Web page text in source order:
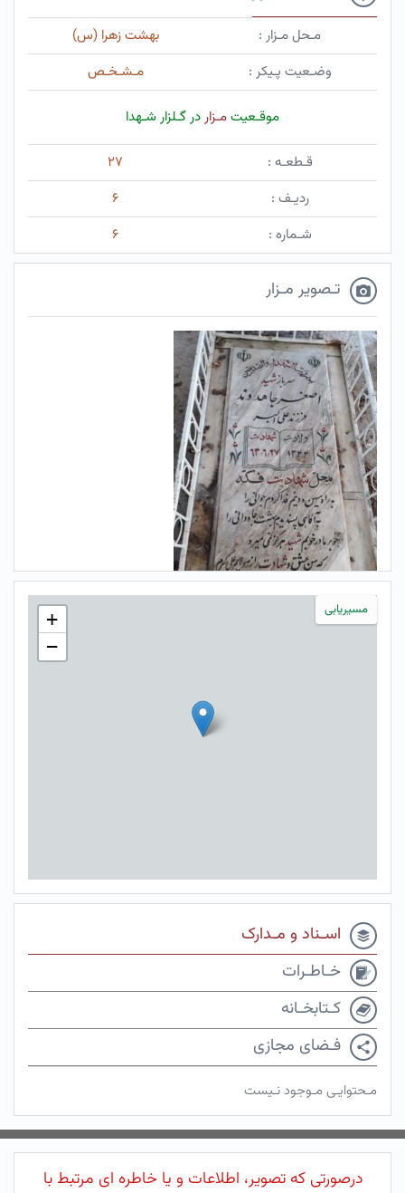
مـحل مـزار :
بهشت زهرا (س)
وضـعیت پـیکر :
مـشـخـص
موقـعیتمـزاردر گـلزار شـهدا
قـطعـه :
۲۷
ردیـف :
۶
شـماره :
۶
تـصویر مـزار
مسیریابی
+
−
اسـناد و مـدارک
خـاطـرات
کـتابخـانه
فـضای مجازی
مـحتوایـی مـوجود نـیست
درصورتی که تصویر، اطلاعات و یا خاطره ای مرتبط با